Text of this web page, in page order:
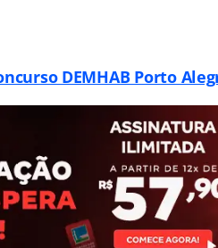
DEMHAB Porto